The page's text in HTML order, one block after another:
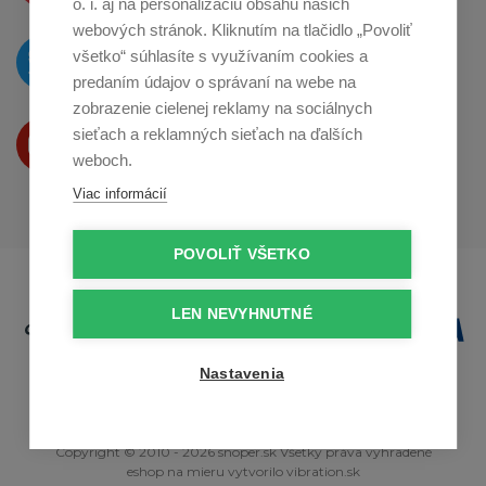
O novinkách píšeme
na Twitteri
Produkty Vám predstavujeme
naYoutube
Copyright © 2010 - 2026 snoper.sk Všetky práva vyhradené
eshop na mieru vytvorilo vibration.sk
o. i. aj na personalizáciu obsahu našich
webových stránok. Kliknutím na tlačidlo „Povoliť
všetko“ súhlasíte s využívaním cookies a
predaním údajov o správaní na webe na
zobrazenie cielenej reklamy na sociálnych
sieťach a reklamných sieťach na ďalších
weboch.
Viac informácií
POVOLIŤ VŠETKO
LEN NEVYHNUTNÉ
Nastavenia